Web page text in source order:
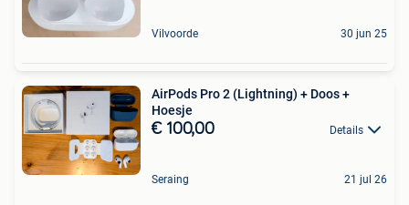
Vilvoorde 30 jun 25
AirPods Pro 2 (Lightning) + Doos +
Hoesje
€ 100,00 Details
Seraing 21 jul 26